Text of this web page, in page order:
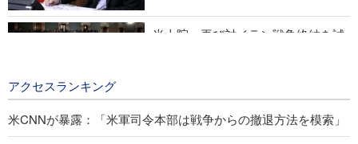
米上院、再び対イラン戦争終結を試
アクセスランキング
米CNNが暴露：「米軍司令本部は戦争からの撤退方法を模索」